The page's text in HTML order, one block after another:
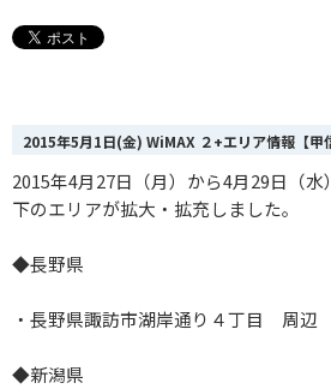
2015年5月1日(金) WiMAX ２+エリア情報【甲
2015年4月27日（月）から4月29日（
下のエリアが拡大・拡充しました。
◆長野県
・長野県諏訪市湖岸通り４丁目 周辺
◆新潟県